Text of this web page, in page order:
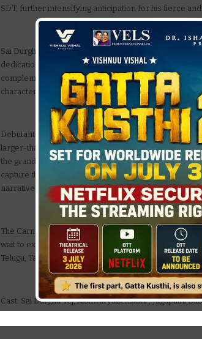
SDT, further intensifying anticipation for his fierce
Sai Durgha Tej's physical transformation for this role
dedication and effort to achieve the perfect warrior-
complemented by his impactful delivery of lines in
character.
Debutant director Rohith KP has crafted a gripping
larger-than-life manner. The dialogues are sharp
the grand scale of the production. Cinematographer
capture the vastness of the story, while music
narrative to a whole new level. Editing by Naveen
The Carnage video has only heightened expectations
wait to experience what’s in store. The movie is set
Telugu, Tamil, Hindi, Kannada, and Malayalam.
Cast: Sai Durgha Tej, AishwaryaLekshmi , Jagapathi